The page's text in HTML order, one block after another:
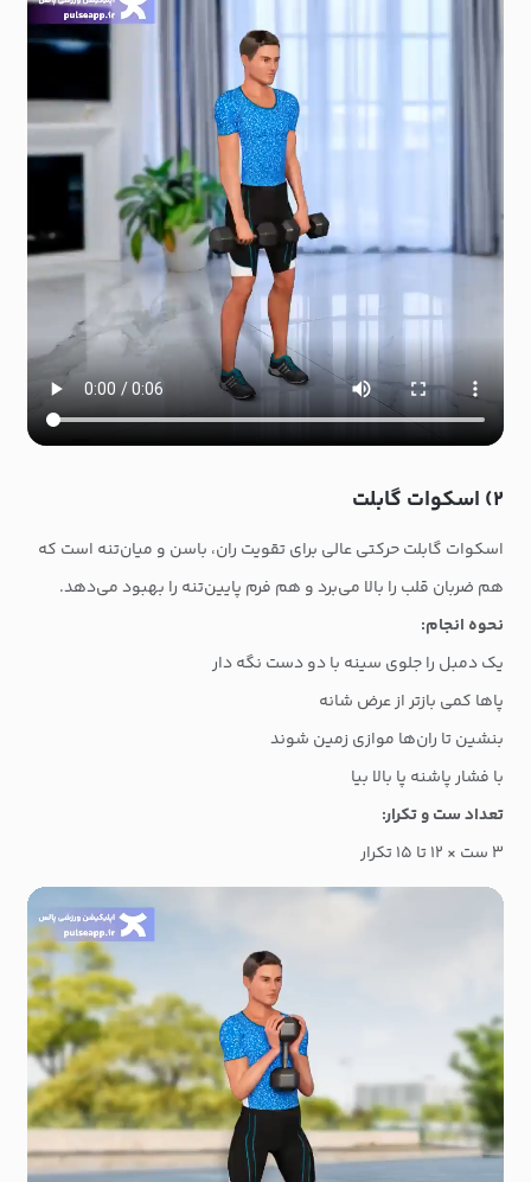
۲) اسکوات گابلت
اسکوات گابلت حرکتی عالی برای تقویت ران، باسن و میان‌تنه است که
هم ضربان قلب را بالا می‌برد و هم فرم پایین‌تنه را بهبود می‌دهد.
نحوه انجام:
یک دمبل را جلوی سینه با دو دست نگه دار
پاها کمی بازتر از عرض شانه
بنشین تا ران‌ها موازی زمین شوند
با فشار پاشنه پا بالا بیا
تعداد ست و تکرار:
۳ ست × ۱۲ تا ۱۵ تکرار